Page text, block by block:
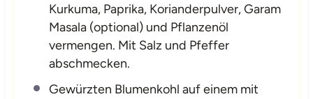
Kurkuma, Paprika, Korianderpulver, Garam
Masala (optional) und Pflanzenöl
vermengen. Mit Salz und Pfeffer
abschmecken.
Gewürzten Blumenkohl auf einem mit